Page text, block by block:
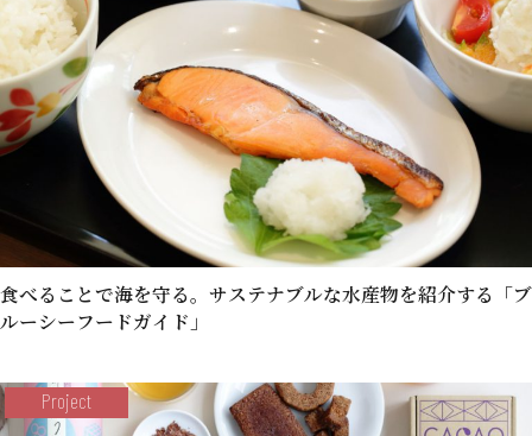
食べることで海を守る。サステナブルな水産物を紹介する「ブ
ルーシーフードガイド」
Project